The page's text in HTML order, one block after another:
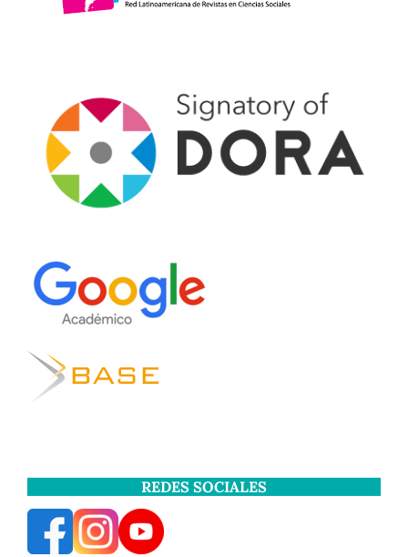
REDES SOCIALES